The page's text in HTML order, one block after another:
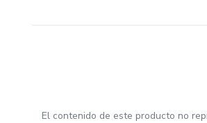
El contenido de este producto no